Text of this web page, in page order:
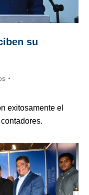
su
exitosamente el